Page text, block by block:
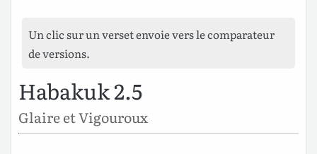
Un clic sur un verset envoie vers le comparateur
de versions.
Habakuk 2.5
Glaire et Vigouroux